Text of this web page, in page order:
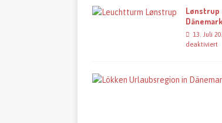
Lønstrup
Dänemark
13. Juli
deaktiviert